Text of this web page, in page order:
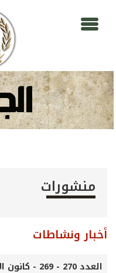
منشورات
أخبار ونشاطات
العدد 270 - 269 - كانون الأول 2007